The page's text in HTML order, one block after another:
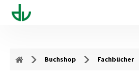
Buchshop Fachbücher